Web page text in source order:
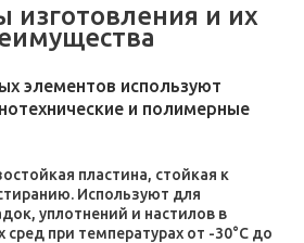
изготовления и их
элементов используют
и полимерные
пластина, стойкая к
Используют для
уплотнений и настилов в
сред при температурах от -30°C до